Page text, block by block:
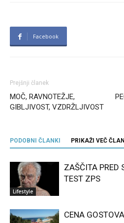
Facebook
Prejšnji članek
MOČ, RAVNOTEŽJE,
GIBLJIVOST, VZDRŽLJIVOST
PODOBNI ČLANKI PRIKAŽI VEČ
Lifestyle
ZAŠČITA PRED
TEST ZPS
CENA